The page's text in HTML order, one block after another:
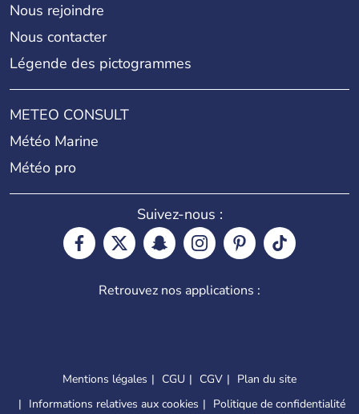
Nous rejoindre
Nous contacter
Légende des pictogrammes
METEO CONSULT
Météo Marine
Météo pro
Suivez-nous :
Retrouvez nos applications :
Mentions légales CGU CGV
Plan du site
Informations relatives aux cookies
Politique de confidentialité